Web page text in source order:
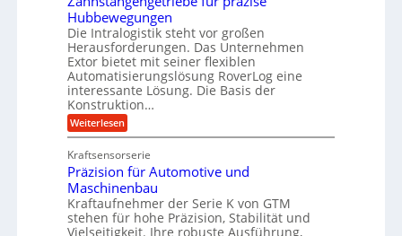
i
m
V
e
r
g
l
e
i
c
h
e
K
u
g
e
l
g
e
w
i
n
d
e
t
r
t
U
m
s
a
t
z
u
n
d
A
u
c
h
e
n
a
u
c
h
i
n
Z
e
e
n
v
o
Hubbewegungen
Die Intralogistik steht vor großen
Herausforderungen. Das Unternehmen
Extor bietet mit seiner flexiblen
Automatisierungslösung RoverLog eine
interessante Lösung. Die Basis der
Konstruktion…
Weiterlesen:
Z
h
n
s
t
a
n
Kraftsensorserie
Präzision für Automotive und
Maschinenbau
Kraftaufnehmer der Serie K von GTM
stehen für hohe Präzision, Stabilität und
Vielseitigkeit. Ihre robuste Ausführung,